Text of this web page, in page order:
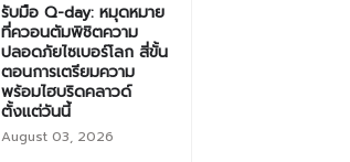
รับมือ Q-day: หมุดหมาย
ที่ควอนตัมพิชิตความ
ปลอดภัยไซเบอร์โลก สี่ขั้น
ตอนการเตรียมความ
พร้อมไฮบริดคลาวด์
ตั้งแต่วันนี้
August 03, 2026